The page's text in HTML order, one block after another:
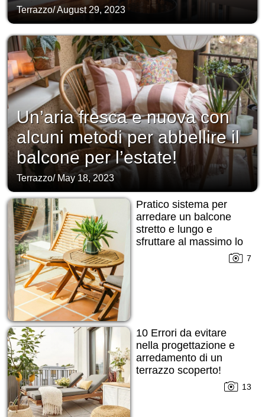
Terrazzo/August 29, 2023
Un’aria fresca e nuova con
alcuni metodi per abbellire il
balcone per l’estate!
Terrazzo/ May 18, 2023
Pratico sistema per
arredare un balcone
stretto e lungo e
sfruttare al massimo lo
7
10 Errori da evitare
nella progettazione e
arredamento di un
terrazzo scoperto!
13